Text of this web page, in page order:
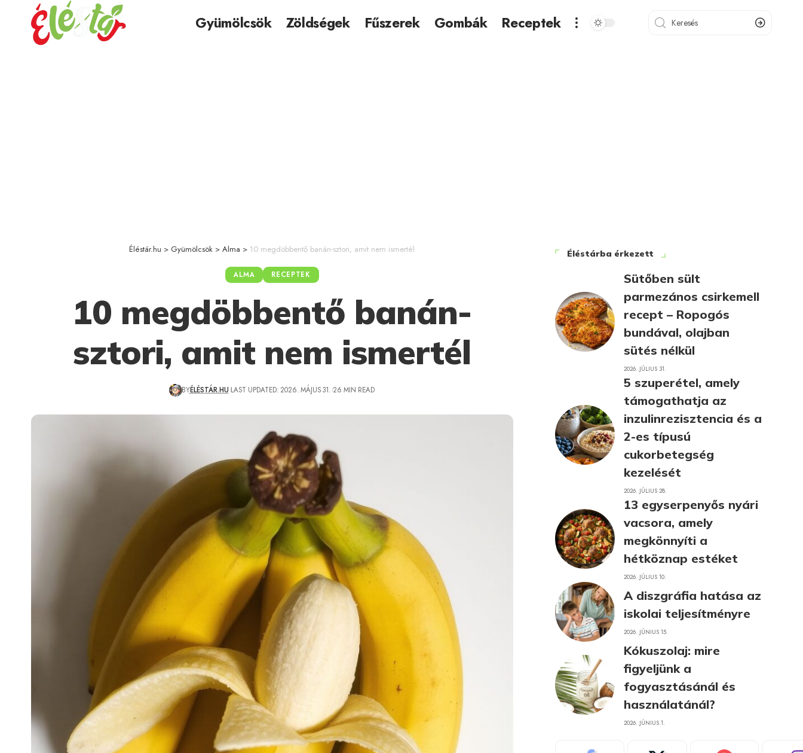
Gyümölcsök Zöldségek Fűszerek Gombák Receptek
Éléstár.hu > Gyümölcsök >Alma > 10 megdöbbentő banán-sztori, amit nem ismertél
ALMA RECEPTEK
10 megdöbbentő banán-
sztori, amit nem ismertél
BYÉLÉSTÁR.HU LAST UPDATED: 2026. MÁJUS 31. 26 MIN READ
Éléstárba érkezett
Sütőben sült
parmezános csirkemell
recept – Ropogós
bundával, olajban
sütés nélkül
2026. JÚLIUS 31.
5 szuperétel, amely
támogathatja az
inzulinrezisztencia és a
2-es típusú
cukorbetegség
kezelését
2026. JÚLIUS 28.
13 egyserpenyős nyári
vacsora, amely
megkönnyíti a
hétköznap estéket
2026. JÚLIUS 10.
A diszgráfia hatása az
iskolai teljesítményre
2026. JÚNIUS 15.
Kókuszolaj: mire
figyeljünk a
fogyasztásánál és
használatánál?
2026. JÚNIUS 1.